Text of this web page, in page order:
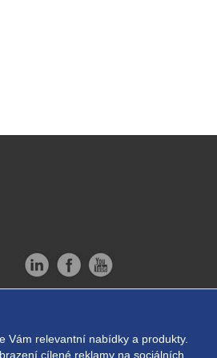
Vám relevantní nabídky a produkty.
cílené reklamy na sociálních
by ABRA E-shop